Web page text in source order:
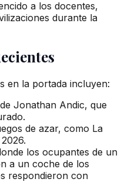
a los docentes,
durante la
en la portada incluyen:
Jonathan Andic, que
de azar, como La
los ocupantes de un
a un coche de los
respondieron con